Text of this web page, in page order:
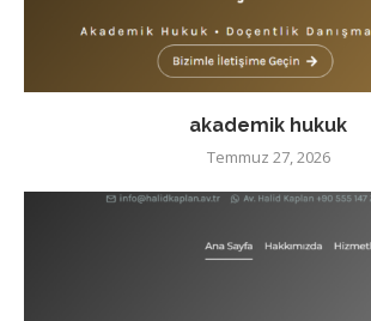
akademik hukuk
Temmuz 27, 2026